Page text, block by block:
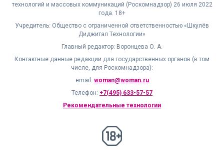
технологий и массовых коммуникаций (Роскомнадзор) 26 июля 2022
года. 18+
Учредитель: Общество с ограниченной ответственностью «Шкулёв
Диджитал Технологии»
Главный редактор: Воронцева О. А.
Контактные данные редакции для государственных органов (в том
числе, для Роскомнадзора):
email: woman@woman.ru
Телефон: +7(495) 633-57-57
Рекомендательные технологии
18+